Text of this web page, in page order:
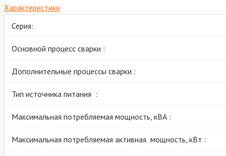
Характеристики
Серия:
Основной процесс сварки :
Дополнительные процессы сварки :
Тип источника питания :
Максимальная потребляемая мощность, кВА :
Максимальная потребляемая активная мощность, кВт :